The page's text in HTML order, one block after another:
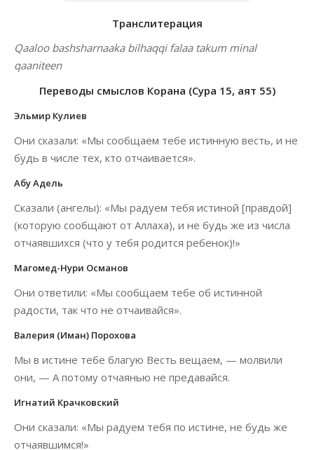
Транслитерация
Qaaloo bashsharnaaka bilhaqqi falaa takum minal
qaaniteen
Переводы смыслов Корана (Сура 15, аят 55)
Эльмир Кулиев
Они сказали: «Мы сообщаем тебе истинную весть, и не
будь в числе тех, кто отчаивается».
Абу Адель
Сказали (ангелы): «Мы радуем тебя истиной [правдой]
(которую сообщают от Аллаха), и не будь же из числа
отчаявшихся (что у тебя родится ребенок)!»
Магомед-Нури Османов
Они ответили: «Мы сообщаем тебе об истинной
радости, так что не отчаивайся».
Валерия (Иман) Порохова
Мы в истине тебе благую Весть вещаем, — молвили
они, — А потому отчаянью не предавайся.
Игнатий Крачковский
Они сказали: «Мы радуем тебя по истине, не будь же
отчаявшимся!»